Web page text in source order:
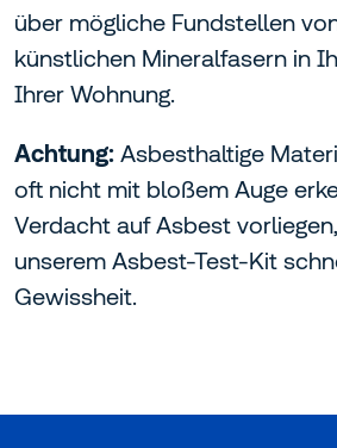
über mögliche Fundstellen
künstlichen Mineralfasern in
Ihrer Wohnung.
Achtung: Asbesthaltige
oft nicht mit bloßem Auge
Verdacht auf Asbest
unserem Asbest-Test-Kit
Gewissheit.